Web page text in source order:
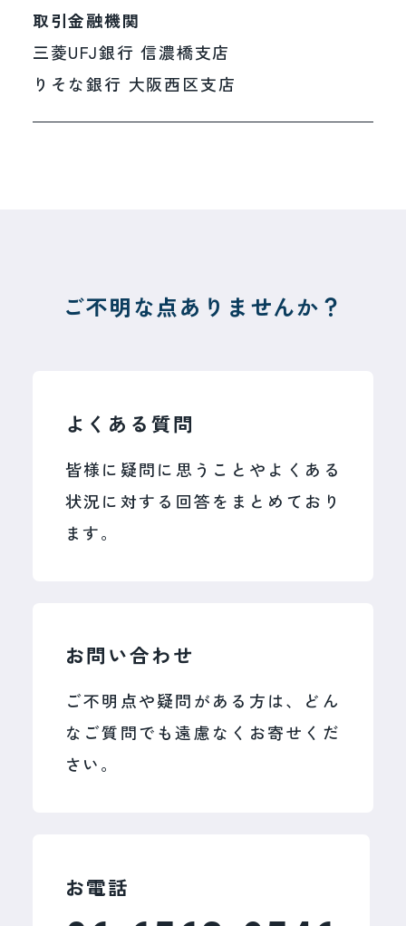
取引金融機関
三菱UFJ銀行 信濃橋支店
りそな銀行 大阪西区支店
ご不明な点ありませんか？
よくある質問
皆様に疑問に思うことやよくある
状況に対する回答をまとめており
ます。
お問い合わせ
ご不明点や疑問がある方は、どん
なご質問でも遠慮なくお寄せくだ
さい。
お電話
方針を踏まえ、慎重に検討してまいります。
賜りますようお願い申し上げます。
び業者様からの修理のご依頼につきま
しては、引き続き対応してまいりま
す。
今後の受付につきましては、サービス